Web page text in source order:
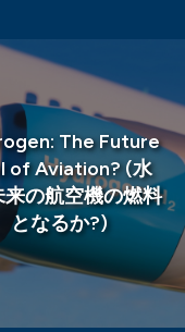
The Future
of Aviation? (水
来の航空機の燃料
となるか?)